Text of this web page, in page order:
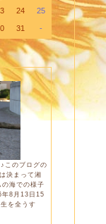
24 25
31 -
このブログの
決まって湘
海での様子
年8月13日15
を全うす